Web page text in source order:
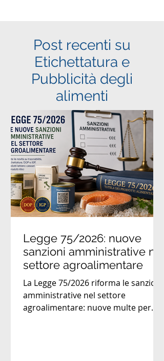
Post recenti su
Etichettatura e
Pubblicità degli
alimenti
Legge 75/2026: nuove
sanzioni amministrative nel
settore agroalimentare
La Legge 75/2026 riforma le sanzioni
amministrative nel settore
agroalimentare: nuove multe per